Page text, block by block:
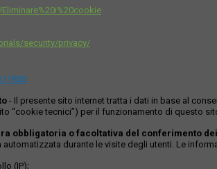
security/privacy/
- Il presente sito internet tratta i dati in base al
“cookie tecnici”) per il funzionamento di questo
obbligatoria o facoltativa del conferimento
durante le visite degli utenti. Le
(IP);